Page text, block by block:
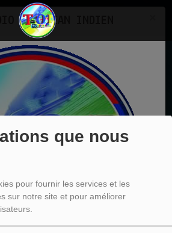
que nous
pour fournir les services et les
sur notre site et pour améliorer
Unknown
TV OCEAN INDIEN